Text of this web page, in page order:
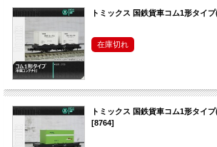
トミックス 国鉄貨車コム1形タイ
在庫切れ
トミックス 国鉄貨車コム1形タイ
[8764]